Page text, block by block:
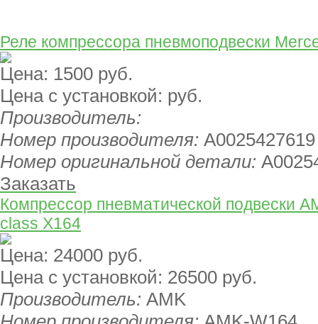
Реле компрессора пневмоподвески
Цена: 1500 руб.
Цена с установкой: руб.
Производитель:
Номер производителя: A0025427619
Номер оригинальной детали:
Заказать
Компрессор пневматической подвески
class X164
Цена: 24000 руб.
Цена с установкой: 26500 руб.
Производитель: AMK